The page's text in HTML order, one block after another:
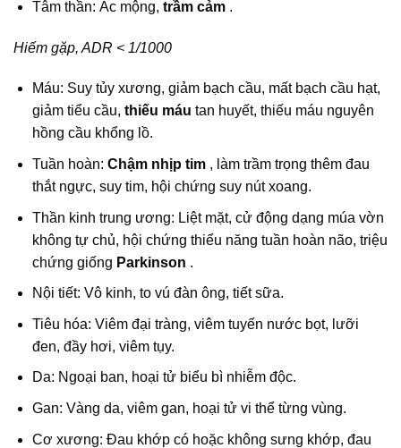
Tâm thần: Ác mộng, trầm cảm .
Hiếm gặp, ADR < 1/1000
Máu: Suy tủy xương, giảm bạch cầu, mất bạch cầu hạt,
giảm tiểu cầu, thiếu máu tan huyết, thiếu máu nguyên
hồng cầu khổng lồ.
Tuần hoàn: Chậm nhịp tim , làm trầm trọng thêm đau
thắt ngực, suy tim, hội chứng suy nút xoang.
Thần kinh trung ương: Liệt mặt, cử động dạng múa vờn
không tự chủ, hội chứng thiểu năng tuần hoàn não, triệu
chứng giống Parkinson .
Nội tiết: Vô kinh, to vú đàn ông, tiết sữa.
Tiêu hóa: Viêm đại tràng, viêm tuyến nước bọt, lưỡi
đen, đầy hơi, viêm tụy.
Da: Ngoại ban, hoại tử biểu bì nhiễm độc.
Gan: Vàng da, viêm gan, hoại tử vi thể từng vùng.
Cơ xương: Ðau khớp có hoặc không sưng khớp, đau